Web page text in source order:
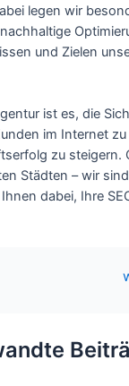
legen wir
und Zielen
ist es, die
im Internet
zu steigern.
Städten – wir
dabei, Ihre